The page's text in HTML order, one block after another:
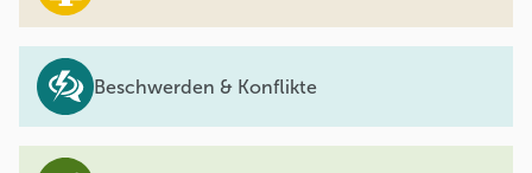
Beschwerden & Konflikte